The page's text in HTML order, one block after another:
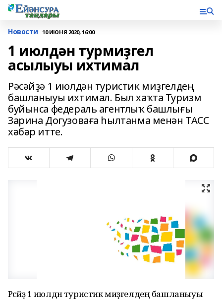
Новости 10 ИЮНЯ 2020, 16:00
1 июлдән турмиҙгел
асылыуы ихтимал
Рәсәйҙә 1 июлдән туристик миҙгелдең
башланыуы ихтимал. Был хаҡта Туризм
буйынса федераль агентлыҡ башлығы
Зарина Догузоваға һылтанма менән ТАСС
хәбәр итте.
Рәсәйҙә 1 июлдән туристик миҙгелдең башланыуы